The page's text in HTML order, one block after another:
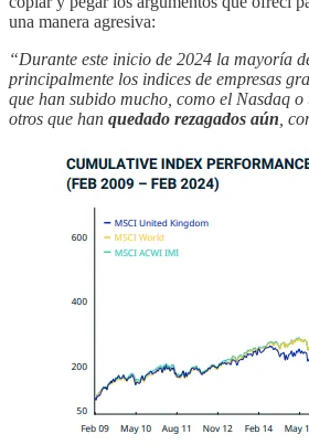
una manera agresiva:
“Durante este inicio de 2024 la mayoría
principalmente los indices de empresas
que han subido mucho, como el Nasdaq
otros que han quedado rezagados aún ,